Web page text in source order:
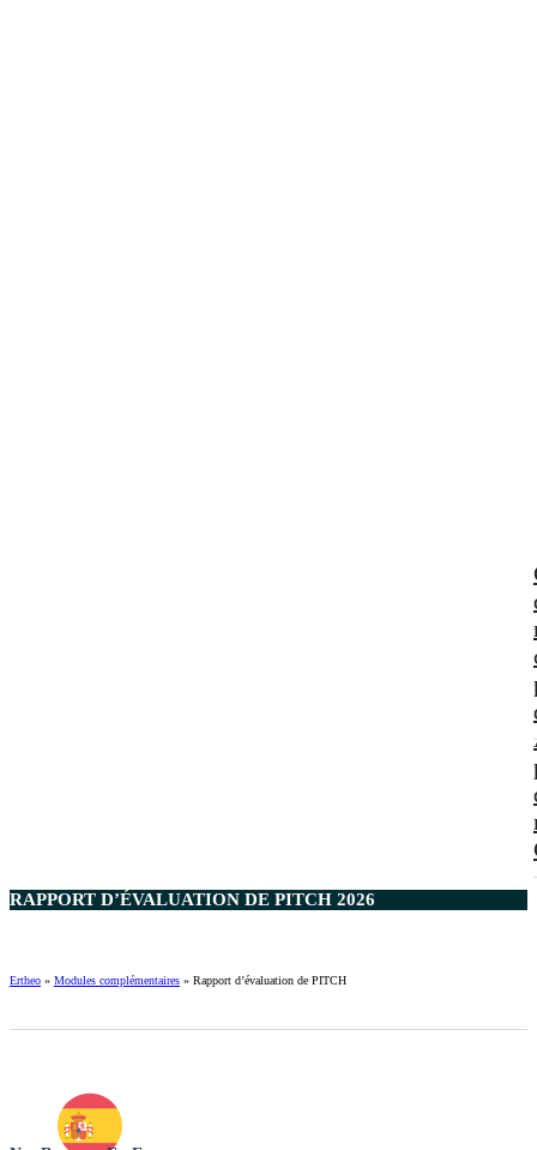
RAPPORT D’ÉVALUATION DE PITCH 2026
Ertheo » Modules complémentaires » Rapport d’évaluation de PITCH